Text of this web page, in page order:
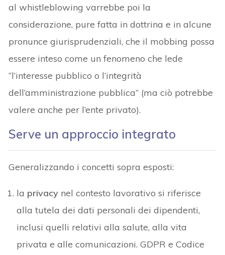
al whistleblowing varrebbe poi la
considerazione, pure fatta in dottrina e in alcune
pronunce giurisprudenziali, che il mobbing possa
essere inteso come un fenomeno che lede
“l’interesse pubblico o l’integrità
dell’amministrazione pubblica” (ma ciò potrebbe
valere anche per l’ente privato).
Serve un approccio integrato
Generalizzando i concetti sopra esposti:
la privacy nel contesto lavorativo si riferisce
alla tutela dei dati personali dei dipendenti,
inclusi quelli relativi alla salute, alla vita
privata e alle comunicazioni. GDPR e Codice